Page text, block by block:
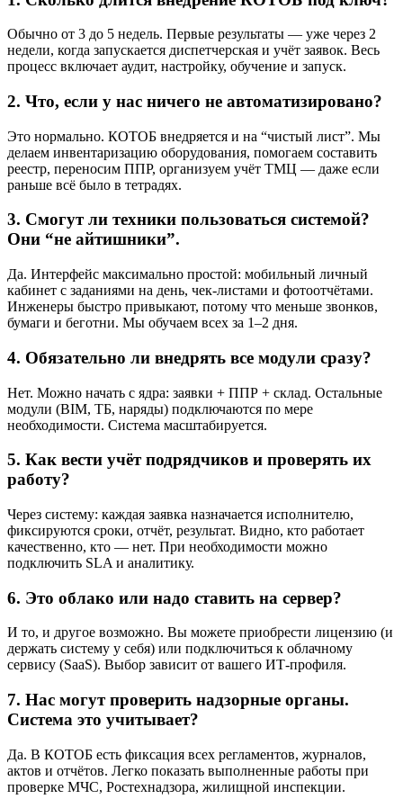
Обычно от 3 до 5 недель. Первые результаты — уже через 2
недели, когда запускается диспетчерская и учёт заявок. Весь
процесс включает аудит, настройку, обучение и запуск.
2. Что, если у нас ничего не автоматизировано?
Это нормально. КОТОБ внедряется и на “чистый лист”. Мы
делаем инвентаризацию оборудования, помогаем составить
реестр, переносим ППР, организуем учёт ТМЦ — даже если
раньше всё было в тетрадях.
3. Смогут ли техники пользоваться системой?
Они “не айтишники”.
Да. Интерфейс максимально простой: мобильный личный
кабинет с заданиями на день, чек-листами и фотоотчётами.
Инженеры быстро привыкают, потому что меньше звонков,
бумаги и беготни. Мы обучаем всех за 1–2 дня.
4. Обязательно ли внедрять все модули сразу?
Нет. Можно начать с ядра: заявки + ППР + склад. Остальные
модули (BIM, ТБ, наряды) подключаются по мере
необходимости. Система масштабируется.
5. Как вести учёт подрядчиков и проверять их
работу?
Через систему: каждая заявка назначается исполнителю,
фиксируются сроки, отчёт, результат. Видно, кто работает
качественно, кто — нет. При необходимости можно
подключить SLA и аналитику.
6. Это облако или надо ставить на сервер?
И то, и другое возможно. Вы можете приобрести лицензию (и
держать систему у себя) или подключиться к облачному
сервису (SaaS). Выбор зависит от вашего ИТ-профиля.
7. Нас могут проверить надзорные органы.
Система это учитывает?
Да. В КОТОБ есть фиксация всех регламентов, журналов,
актов и отчётов. Легко показать выполненные работы при
проверке МЧС, Ростехнадзора, жилищной инспекции.